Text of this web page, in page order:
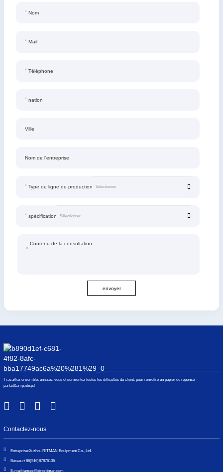
Nom
Mail
Téléphone
nation
Ville
Nom de l'entreprise
Type de ligne de production
spécification
Contenu de la consultation
envoyer
Travaillez ensemble, unissez-vous et surmontez toutes les difficultés du client, pour remettre un papier de réponse
parfait&amp;nbsp;!
Contactez-nous
Entreprise:Xuzhou RITMAN Equipment Co., Ltd.
Bureau:+86(516)87876105
E-mail:james@sinoritman.com